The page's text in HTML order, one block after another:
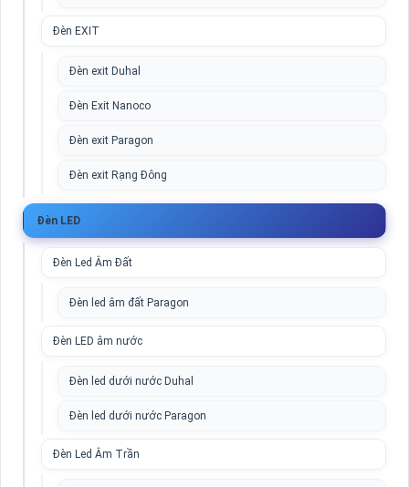
Đèn EXIT
Đèn exit Duhal
Đèn Exit Nanoco
Đèn exit Paragon
Đèn exit Rạng Đông
Đèn LED
Đèn Led Âm Đất
Đèn led âm đất Paragon
Đèn LED âm nước
Đèn led dưới nước Duhal
Đèn led dưới nước Paragon
Đèn Led Âm Trần